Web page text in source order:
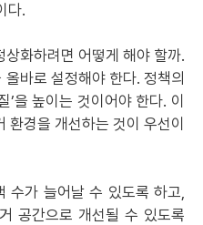
다.
화하려면 어떻게 해야 할까.
바로 설정해야 한다. 정책의
을 높이는 것이어야 한다. 이
경을 개선하는 것이 우선이
수가 늘어날 수 있도록 하고,
공간으로 개선될 수 있도록